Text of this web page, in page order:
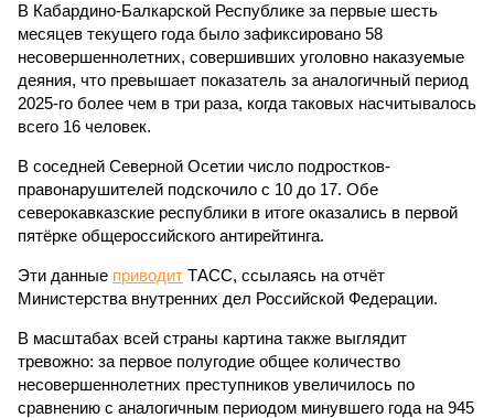
В Кабардино-Балкарской Республике за первые шесть
месяцев текущего года было зафиксировано 58
несовершеннолетних, совершивших уголовно наказуемые
деяния, что превышает показатель за аналогичный период
2025-го более чем в три раза, когда таковых насчитывалось
всего 16 человек.
В соседней Северной Осетии число подростков-
правонарушителей подскочило с 10 до 17. Обе
северокавказские республики в итоге оказались в первой
пятёрке общероссийского антирейтинга.
Эти данные приводит ТАСС, ссылаясь на отчёт
Министерства внутренних дел Российской Федерации.
В масштабах всей страны картина также выглядит
тревожно: за первое полугодие общее количество
несовершеннолетних преступников увеличилось по
сравнению с аналогичным периодом минувшего года на 945